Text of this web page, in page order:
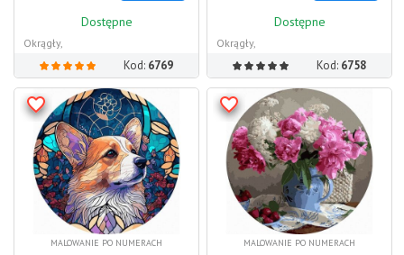
Dostępne
Okrągły,
Kod: 6769
Dostępne
Okrągły,
Kod: 6758
MALOWANIE PO NUMERACH MALOWANIE PO NUMERACH